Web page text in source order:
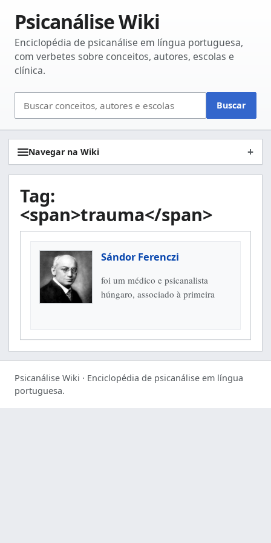
Psicanálise Wiki
Enciclopédia de psicanálise em língua portuguesa,
com verbetes sobre conceitos, autores, escolas e
clínica.
Buscar
Navegar na Wiki
Tag:
<span>trauma</span>
Sándor Ferenczi
foi um médico e psicanalista
húngaro, associado à primeira
Sua...
Psicanálise Wiki · Enciclopédia de psicanálise em língua
portuguesa.